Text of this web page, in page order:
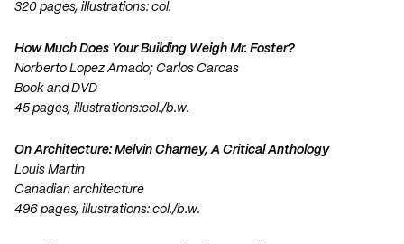
320 pages, illustrations: col.
How Much Does Your Building Weigh Mr. Foster?
Norberto Lopez Amado; Carlos Carcas
Book and DVD
45 pages, illustrations:col./b.w.
On Architecture: Melvin Charney, A Critical Anthology
Louis Martin
Canadian architecture
496 pages, illustrations: col./b.w.